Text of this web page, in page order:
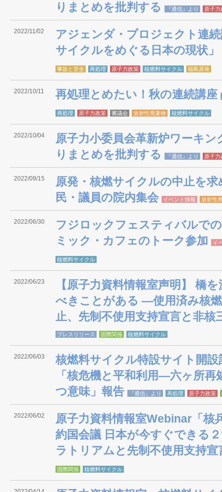
りまとめを批判する
『通信』より 原子力
2022/11/02
アジェンダ・プロジェクト連
サイクルをめぐる日本の現状」
事故と安全 再処理 原子力政策 核燃料サイクル 福島原発
2022/10/11 再処理とめたい！秋の連続講座
再処理 原子力政策 審議会 放射性廃棄物 核燃料サイクル
2022/10/04
原子力小委員会革新炉ワーキ
りまとめを批判する
『通信』より 原子力
2022/09/15
原発・核燃サイクルの中止を
民・議員の院内集会
イベント情報 放射性
2022/06/30
フジロックフェスティバルで
ミック・カフェのトーク参加
イ
核燃料サイクル
2022/06/23
【原子力資料情報室声明】 橋
べきことがある ―使用済み核
止、先制不使用支持宣言と非
プレスリリース 国際関係 核燃料サイクル
2022/06/03
核燃料サイクル特設サイト開
「核危機と平和利用―六ヶ所再
つ意味」報告
『通信』より 再処理 原子力政策
2022/06/02
原子力資料情報室Webinar「核
約国会議 日本が今すぐできる
ラトリアムと先制不使用支持宣
国際関係 核燃料サイクル